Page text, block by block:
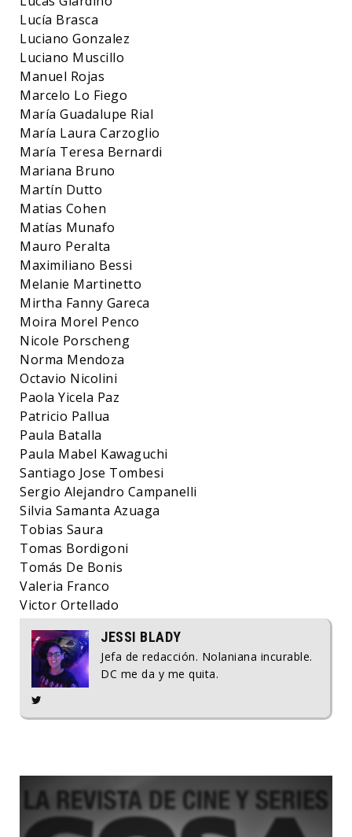
Lucía Brasca
Luciano Gonzalez
Luciano Muscillo
Manuel Rojas
Marcelo Lo Fiego
María Guadalupe Rial
María Laura Carzoglio
María Teresa Bernardi
Mariana Bruno
Martín Dutto
Matias Cohen
Matías Munafo
Mauro Peralta
Maximiliano Bessi
Melanie Martinetto
Mirtha Fanny Gareca
Moira Morel Penco
Nicole Porscheng
Norma Mendoza
Octavio Nicolini
Paola Yicela Paz
Patricio Pallua
Paula Batalla
Paula Mabel Kawaguchi
Santiago Jose Tombesi
Sergio Alejandro Campanelli
Silvia Samanta Azuaga
Tobias Saura
Tomas Bordigoni
Tomás De Bonis
Valeria Franco
Victor Ortellado
JESSI BLADY
Jefa de redacción. Nolaniana incurable.
DC me da y me quita.